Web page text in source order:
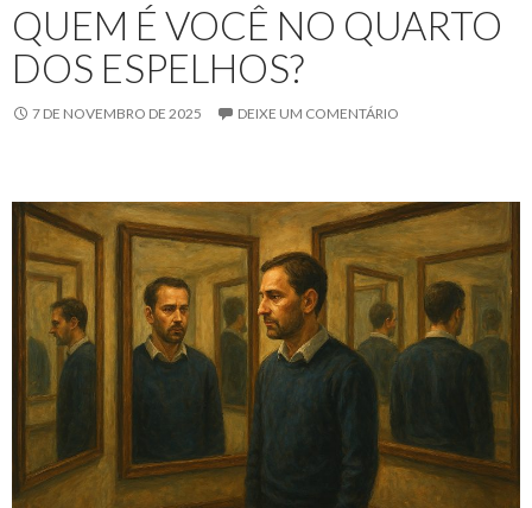
QUEM É VOCÊ NO QUARTO
DOS ESPELHOS?
7 DE NOVEMBRO DE 2025 DEIXE UM COMENTÁRIO